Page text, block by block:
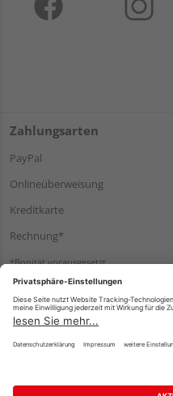
Zahlungsarten
PayPal
Onlineüberweisung
Kreditkarte
Rechnung*
*Bonität vorausgesetzt
Impressum